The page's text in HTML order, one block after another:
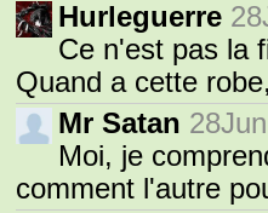
Hurleguerre
Ce n'est pas la
Quand a cette
Mr Satan 28Jun
Moi, je
comment l'autre